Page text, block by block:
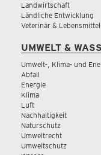
Landwirtschaft
Ländliche Entwicklung
Veterinär &
UMWELT &
Umwelt-, Klima- und
Abfall
Energie
Klima
Luft
Nachhaltigkeit
Naturschutz
Umweltrecht
Umweltschutz